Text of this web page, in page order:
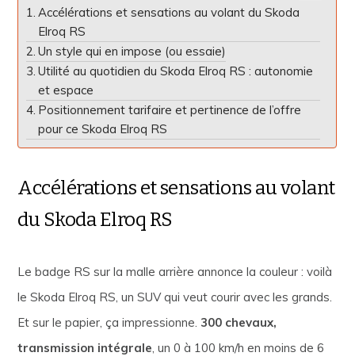
Accélérations et sensations au volant du Skoda
Elroq RS
Un style qui en impose (ou essaie)
Utilité au quotidien du Skoda Elroq RS : autonomie
et espace
Positionnement tarifaire et pertinence de l’offre
pour ce Skoda Elroq RS
Accélérations et sensations au volant
du Skoda Elroq RS
Le badge RS sur la malle arrière annonce la couleur : voilà
le Skoda Elroq RS, un SUV qui veut courir avec les grands.
Et sur le papier, ça impressionne. 300 chevaux,
transmission intégrale, un 0 à 100 km/h en moins de 6